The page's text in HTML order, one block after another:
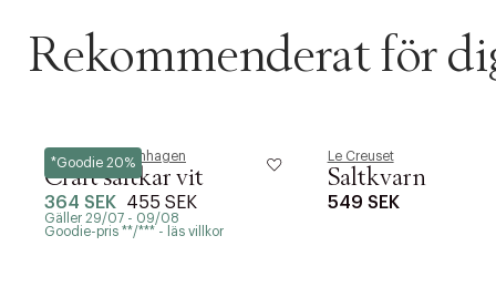
Rekommenderat för
*Goodie 20%
Normann Copenhagen
Craft saltkar vit
364 SEK 455 SEK
Gäller 29/07 - 09/08
Goodie-pris **/*** - läs villkor
Le Creuset
Saltkvarn
549 SEK